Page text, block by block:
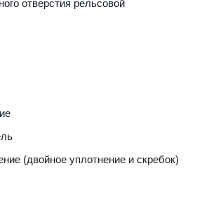
отверстия рельсовой
(двойное уплотнение и скребок)